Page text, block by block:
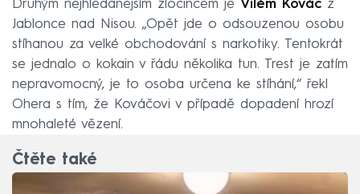
Druhým nejhledanějším zločincem je Vilém Kováč z
Jablonce nad Nisou. „Opět jde o odsouzenou osobu
stíhanou za velké obchodování s narkotiky. Tentokrát
se jednalo o kokain v řádu několika tun. Trest je zatím
nepravomocný, je to osoba určena ke stíhání,“ řekl
Ohera s tím, že Kováčovi v případě dopadení hrozí
mnohaleté vězení.
Čtěte také